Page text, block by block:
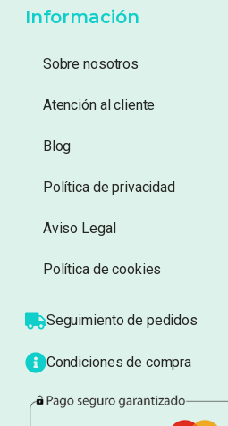
Información
Sobre nosotros
Atención al cliente
Blog
Política de privacidad
Aviso Legal
Política de cookies
Seguimiento de pedidos
Condiciones de compra